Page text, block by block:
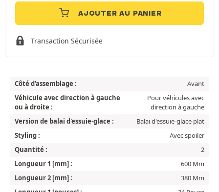
AJOUTER AU PANIER
Transaction Sécurisée
Côté d'assemblage :
Avant
Véhicule avec direction à gauche
ou à droite :
Pour véhicules avec
direction à gauche
Version de balai d'essuie-glace :
Balai d'essuie-glace plat
Styling :
Avec spoiler
Quantité :
2
Longueur 1 [mm] :
600 Mm
Longueur 2 [mm] :
380 Mm